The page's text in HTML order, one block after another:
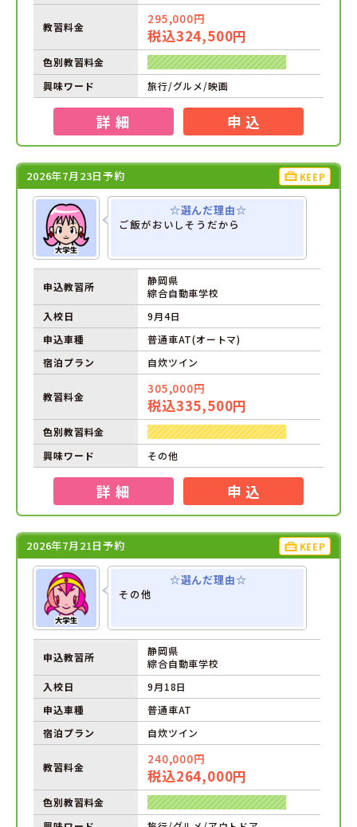
教習料金
295,000円
税込324,500円
色別教習料金
興味ワード
旅行/グルメ/映画
詳 細 申 込
2026年7月23日予約 KEEP
☆選んだ理由☆
ご飯がおいしそうだから
申込教習所
静岡県
綜合自動車学校
入校日
9月4日
申込車種
普通車AT(オートマ)
宿泊プラン
自炊ツイン
教習料金
305,000円
税込335,500円
色別教習料金
興味ワード
その他
詳 細 申 込
2026年7月21日予約 KEEP
☆選んだ理由☆
その他
申込教習所
静岡県
綜合自動車学校
入校日
9月18日
申込車種
普通車AT
宿泊プラン
自炊ツイン
教習料金
240,000円
税込264,000円
色別教習料金